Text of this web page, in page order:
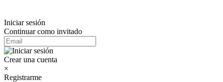
Iniciar sesión
Continuar como invitado
Crear una cuenta
×
Registrarme